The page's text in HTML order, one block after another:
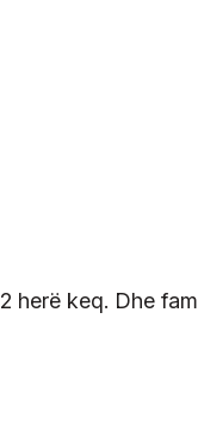
herë keq. Dhe